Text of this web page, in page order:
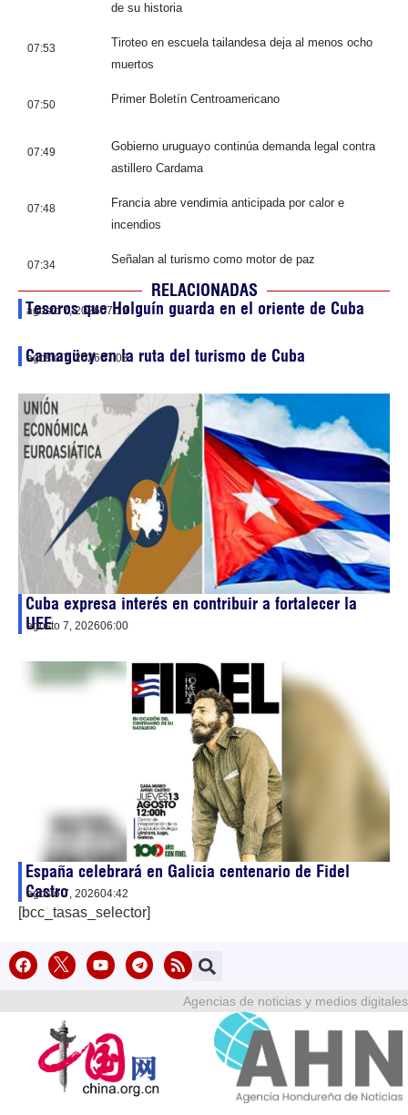
de su historia
07:53
Tiroteo en escuela tailandesa deja al menos ocho
muertos
07:50 Primer Boletín Centroamericano
07:49
Gobierno uruguayo continúa demanda legal contra
astillero Cardama
07:48
Francia abre vendimia anticipada por calor e
incendios
07:34 Señalan al turismo como motor de paz
RELACIONADAS
Tesoros que Holguín guarda en el oriente de Cuba
agosto 7, 202607:19
Camagüey en la ruta del turismo de Cuba
agosto 7, 202607:03
Cuba expresa interés en contribuir a fortalecer la
UEE
agosto 7, 202606:00
España celebrará en Galicia centenario de Fidel
Castro
agosto 7, 202604:42
[bcc_tasas_selector]
Agencias de noticias y medios digitales